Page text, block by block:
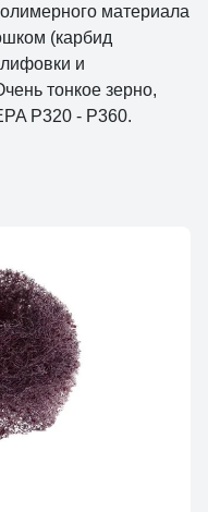
материала
(карбид
и
тонкое зерно,
P320 - P360.